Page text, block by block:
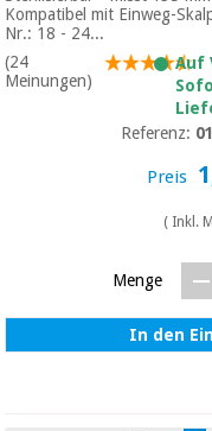
Kompatibel mit Einweg-
Nr.: 18 - 24...
(24
Meinungen)
Auf
Referenz:
Preis
( Inkl.
Menge
In den